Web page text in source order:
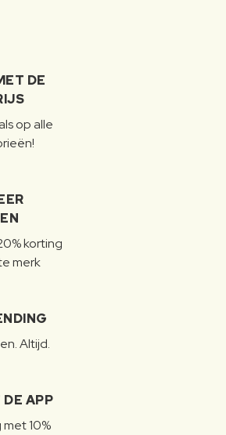
DE
op alle
korting
merk
Altijd.
APP
10%